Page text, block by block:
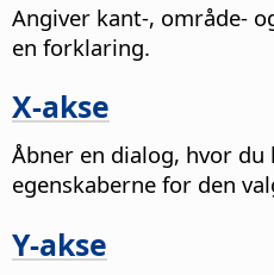
Angiver kant-, område-
en forklaring.
X-akse
Åbner en dialog, hvor du
egenskaberne for den
Y-akse